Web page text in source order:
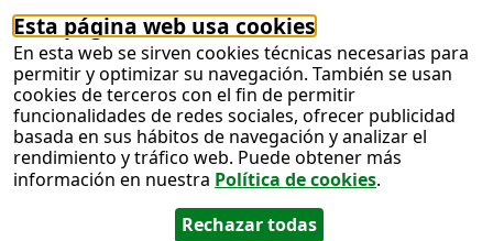
Esta página web usa cookies
En esta web se sirven cookies técnicas necesarias para
permitir y optimizar su navegación. También se usan
cookies de terceros con el fin de permitir
funcionalidades de redes sociales, ofrecer publicidad
basada en sus hábitos de navegación y analizar el
rendimiento y tráfico web. Puede obtener más
información en nuestra Política de cookies.